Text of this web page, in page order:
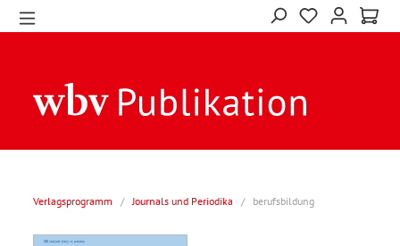
Verlagsprogramm / Journals und Periodika / berufsbildung